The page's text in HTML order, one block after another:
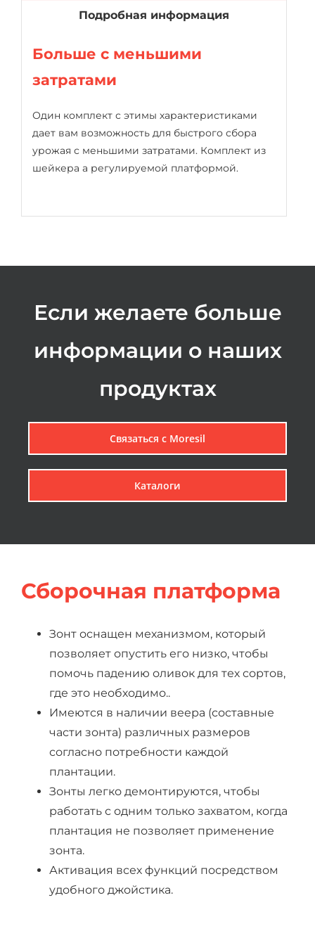
Подробная информация
Больше с меньшими
затратами
Один комплект с этимы характеристиками
дает вам возможность для быстрого сбора
урожая с меньшими затратами. Комплект из
шейкера а регулируемой платформой.
Если желаете больше
информации о наших
продуктах
Связаться с Мoresil
Каталоги
Сборочная платформа
Зонт оснащен механизмом, который
позволяет опустить его низко, чтобы
помочь падению оливок для тех сортов,
где это необходимо..
Имеются в наличии веера (составные
части зонта) различных размеров
согласно потребности каждой
плантации.
Зонты легко демонтируются, чтобы
работать с одним только захватом, когда
плантация не позволяет применение
зонта.
Активация всех функций посредством
удобного джойстика.